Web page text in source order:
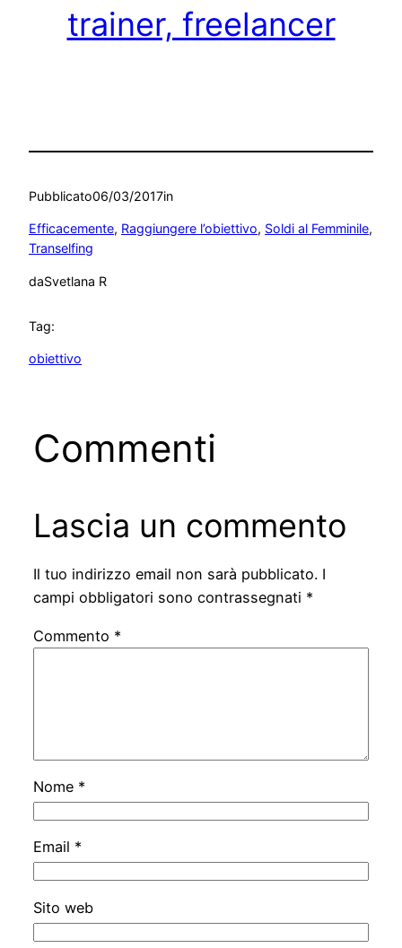
trainer, freelancer
Pubblicato06/03/2017in
Efficacemente, Raggiungere l’obiettivo, Soldi al Femminile
Transelfing
daSvetlana R
Tag:
obiettivo
Commenti
Lascia un commento
Il tuo indirizzo email non sarà pubblicato. I
campi obbligatori sono contrassegnati *
Commento *
Nome *
Email *
Sito web